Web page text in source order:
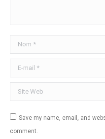
Nom *
E-mail *
Site Web
Save my name, email, and
comment.